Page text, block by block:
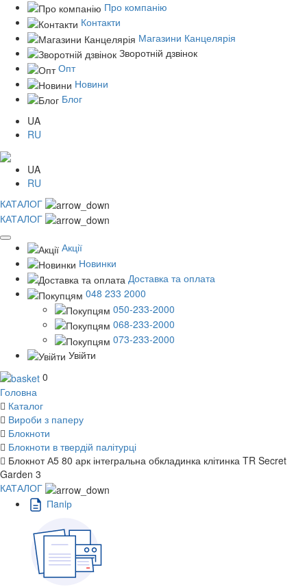
Про компанію
Контакти
Магазини Канцелярія
Зворотній дзвінок
Опт
Новини
Блог
UA
RU
UA
RU
КАТАЛОГ
КАТАЛОГ
Акції
Новинки
Доставка та оплата
048 233 2000
050-233-2000
068-233-2000
073-233-2000
Увійти
0
Головна
Каталог
Вироби з паперу
Блокноти
Блокноти в твердій палітурці
Блокнот А5 80 арк інтегральна обкладинка клітинка TR Secret
Garden 3
КАТАЛОГ
Пaпiр